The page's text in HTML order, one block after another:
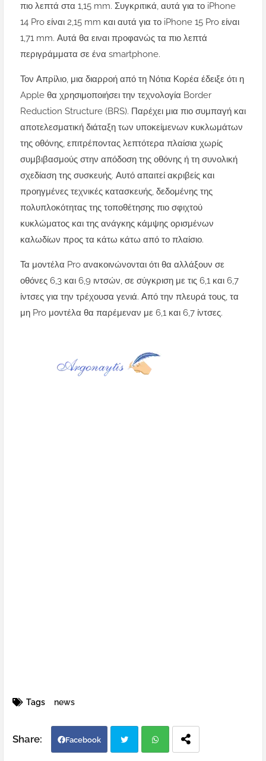
πιο λεπτά στα 1,15 mm. Συγκριτικά, αυτά για το iPhone
14 Pro είναι 2,15 mm και αυτά για το iPhone 15 Pro είναι
1,71 mm. Αυτά θα ειναι προφανώς τα πιο λεπτά
περιγράμματα σε ένα smartphone.
Τον Απρίλιο, μια διαρροή από τη Νότια Κορέα έδειξε ότι η
Apple θα χρησιμοποιήσει την τεχνολογία Border
Reduction Structure (BRS). Παρέχει μια πιο συμπαγή και
αποτελεσματική διάταξη των υποκείμενων κυκλωμάτων
της οθόνης, επιτρέποντας λεπτότερα πλαίσια χωρίς
συμβιβασμούς στην απόδοση της οθόνης ή τη συνολική
σχεδίαση της συσκευής. Αυτό απαιτεί ακριβείς και
προηγμένες τεχνικές κατασκευής, δεδομένης της
πολυπλοκότητας της τοποθέτησης πιο σφιχτού
κυκλώματος και της ανάγκης κάμψης ορισμένων
καλωδίων προς τα κάτω κάτω από το πλαίσιο.
Τα μοντέλα Pro ανακοινώνονται ότι θα αλλάξουν σε
οθόνες 6,3 και 6,9 ιντσών, σε σύγκριση με τις 6,1 και 6,7
ίντσες για την τρέχουσα γενιά. Από την πλευρά τους, τα
μη Pro μοντέλα θα παρέμεναν με 6,1 και 6,7 ίντσες.
Tags news
Facebook